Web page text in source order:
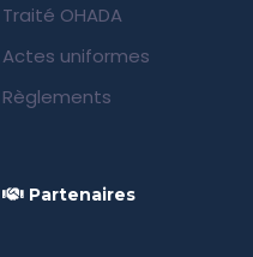
Traité OHADA
Actes uniformes
Règlements
Partenaires